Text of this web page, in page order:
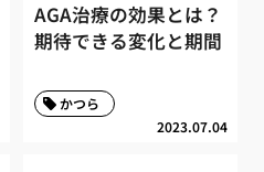
AGA治療の効果とは？
期待できる変化と期間
2023.07.04
かつら